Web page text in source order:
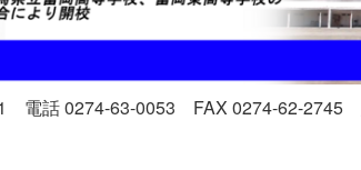
電話 0274-63-0053 FAX 0274-62-2745